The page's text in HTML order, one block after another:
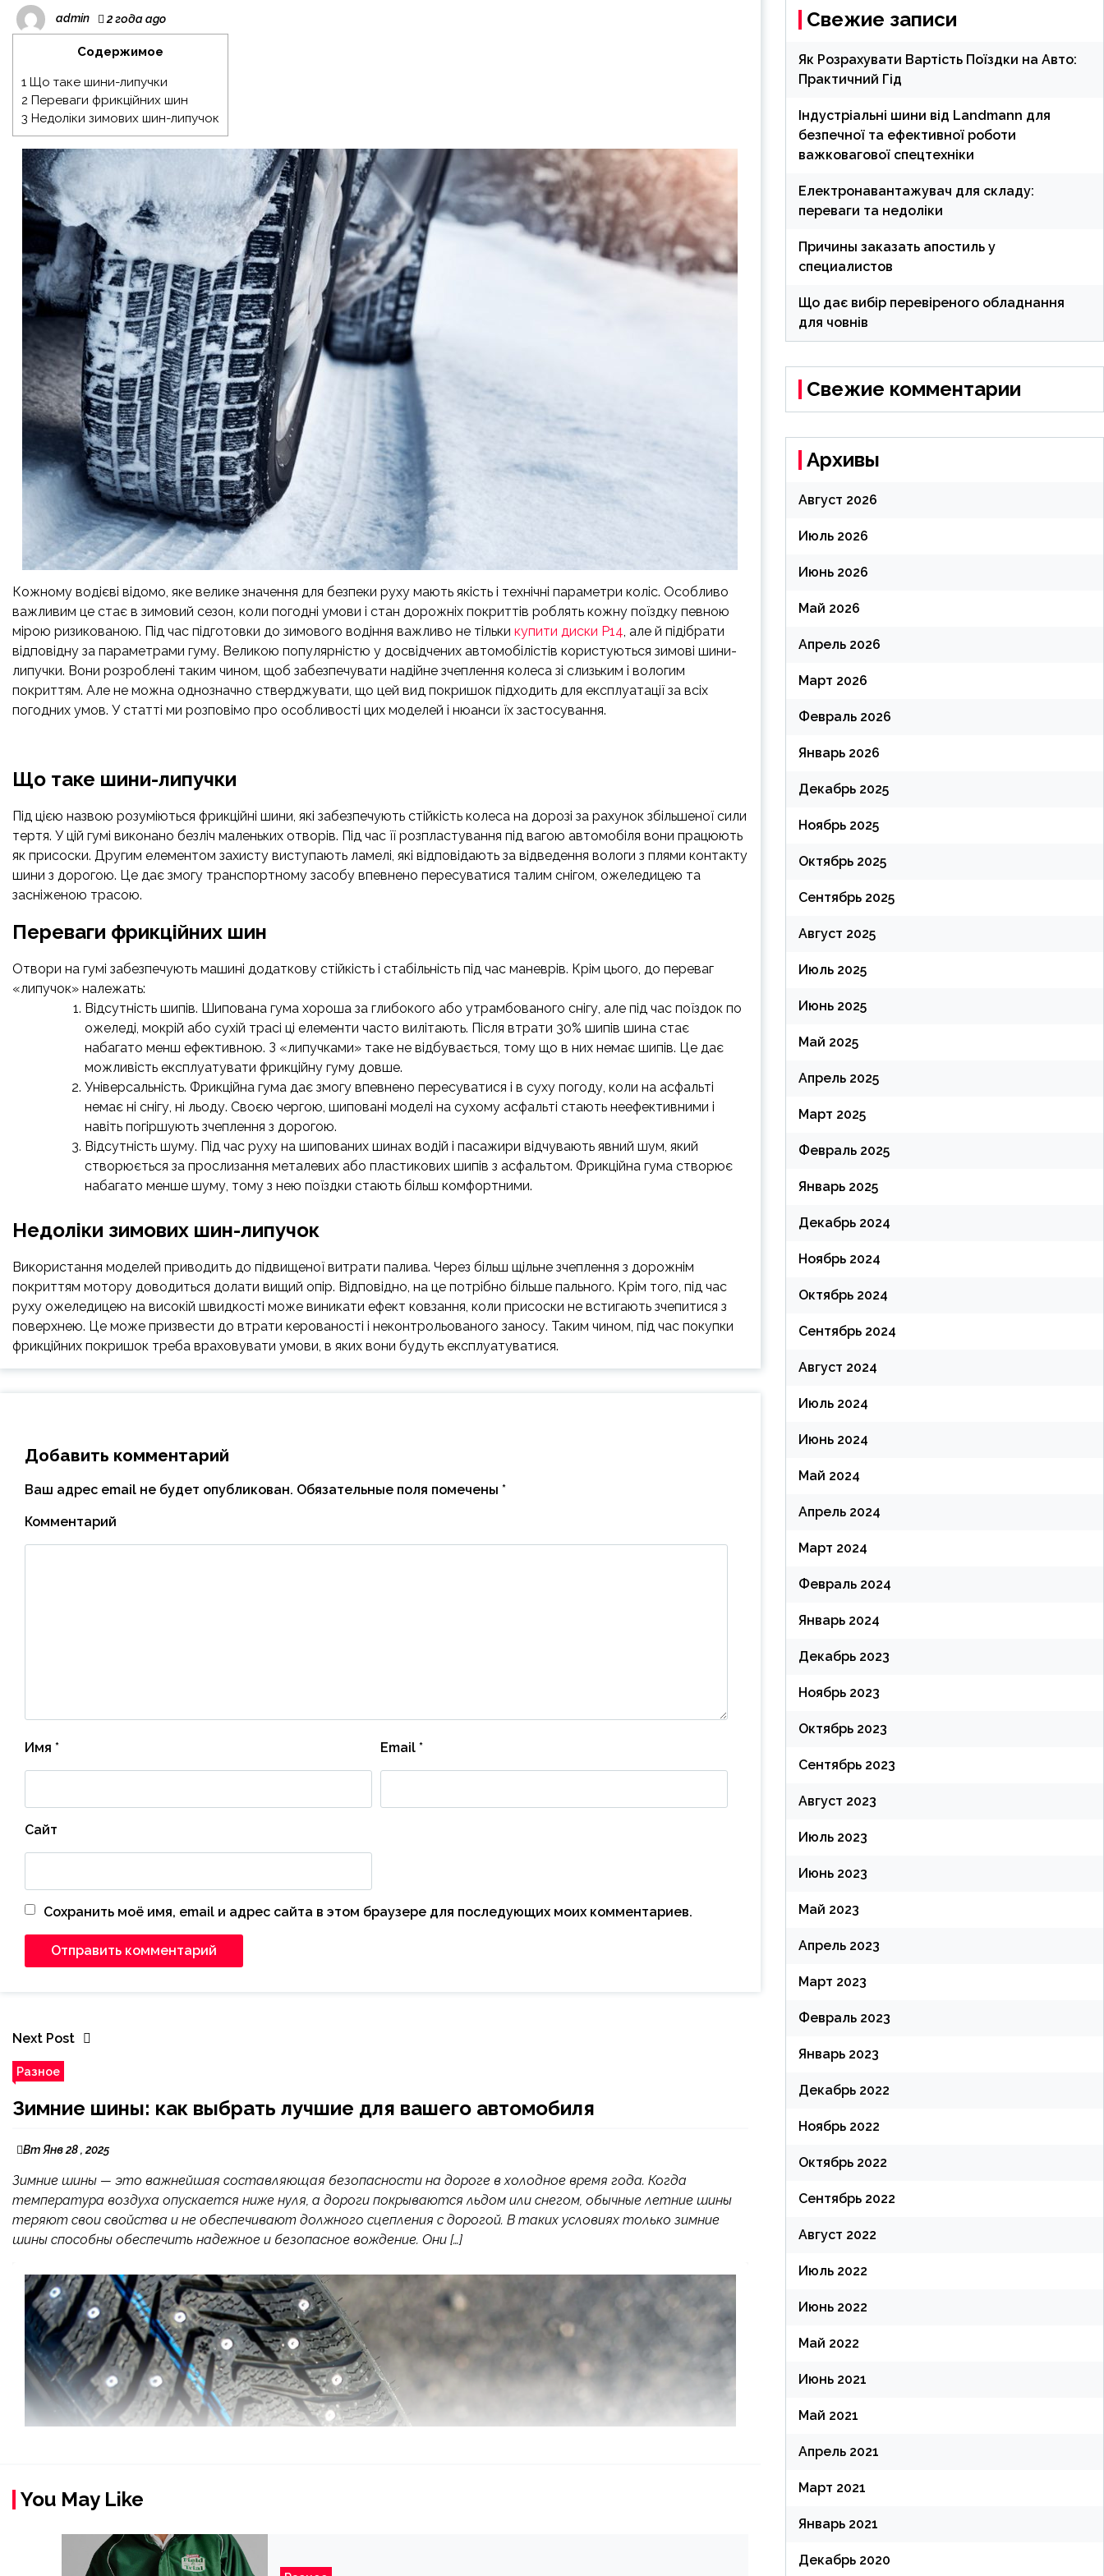
admin 2 года ago
Содержимое
1 Що таке шини-липучки
2 Переваги фрикційних шин
3 Недоліки зимових шин-липучок
Кожному водієві відомо, яке велике значення для безпеки руху мають якість і технічні параметри коліс. Особливо
важливим це стає в зимовий сезон, коли погодні умови і стан дорожніх покриттів роблять кожну поїздку певною
мірою ризикованою. Під час підготовки до зимового водіння важливо не тільки купити диски Р14, але й підібрати
відповідну за параметрами гуму. Великою популярністю у досвідчених автомобілістів користуються зимові шини-
липучки. Вони розроблені таким чином, щоб забезпечувати надійне зчеплення колеса зі слизьким і вологим
покриттям. Але не можна однозначно стверджувати, що цей вид покришок підходить для експлуатації за всіх
погодних умов. У статті ми розповімо про особливості цих моделей і нюанси їх застосування.
Що таке шини-липучки
Під цією назвою розуміються фрикційні шини, які забезпечують стійкість колеса на дорозі за рахунок збільшеної сили
тертя. У цій гумі виконано безліч маленьких отворів. Під час її розпластування під вагою автомобіля вони працюють
як присоски. Другим елементом захисту виступають ламелі, які відповідають за відведення вологи з плями контакту
шини з дорогою. Це дає змогу транспортному засобу впевнено пересуватися талим снігом, ожеледицею та
засніженою трасою.
Переваги фрикційних шин
Отвори на гумі забезпечують машині додаткову стійкість і стабільність під час маневрів. Крім цього, до переваг
«липучок» належать:
Відсутність шипів. Шипована гума хороша за глибокого або утрамбованого снігу, але під час поїздок по
ожеледі, мокрій або сухій трасі ці елементи часто вилітають. Після втрати 30% шипів шина стає
набагато менш ефективною. З «липучками» таке не відбувається, тому що в них немає шипів. Це дає
можливість експлуатувати фрикційну гуму довше.
Універсальність. Фрикційна гума дає змогу впевнено пересуватися і в суху погоду, коли на асфальті
немає ні снігу, ні льоду. Своєю чергою, шиповані моделі на сухому асфальті стають неефективними і
навіть погіршують зчеплення з дорогою.
Відсутність шуму. Під час руху на шипованих шинах водій і пасажири відчувають явний шум, який
створюється за прослизання металевих або пластикових шипів з асфальтом. Фрикційна гума створює
набагато менше шуму, тому з нею поїздки стають більш комфортними.
Недоліки зимових шин-липучок
Використання моделей приводить до підвищеної витрати палива. Через більш щільне зчеплення з дорожнім
покриттям мотору доводиться долати вищий опір. Відповідно, на це потрібно більше пального. Крім того, під час
руху ожеледицею на високій швидкості може виникати ефект ковзання, коли присоски не встигають зчепитися з
поверхнею. Це може призвести до втрати керованості і неконтрольованого заносу. Таким чином, під час покупки
фрикційних покришок треба враховувати умови, в яких вони будуть експлуатуватися.
Добавить комментарий
Ваш адрес email не будет опубликован. Обязательные поля помечены *
Комментарий
Имя * Email *
Сайт
Сохранить моё имя, email и адрес сайта в этом браузере для последующих моих комментариев.
Next Post
Разное
Зимние шины: как выбрать лучшие для вашего автомобиля
Вт Янв 28 , 2025
Зимние шины — это важнейшая составляющая безопасности на дороге в холодное время года. Когда
температура воздуха опускается ниже нуля, а дороги покрываются льдом или снегом, обычные летние шины
теряют свои свойства и не обеспечивают должного сцепления с дорогой. В таких условиях только зимние
шины способны обеспечить надежное и безопасное вождение. Они […]
You May Like
Свежие записи
Як Розрахувати Вартість Поїздки на Авто:
Практичний Гід
Індустріальні шини від Landmann для
безпечної та ефективної роботи
важковагової спецтехніки
Електронавантажувач для складу:
переваги та недоліки
Причины заказать апостиль у
специалистов
Що дає вибір перевіреного обладнання
для човнів
Свежие комментарии
Архивы
Август 2026
Июль 2026
Июнь 2026
Май 2026
Апрель 2026
Март 2026
Февраль 2026
Январь 2026
Декабрь 2025
Ноябрь 2025
Октябрь 2025
Сентябрь 2025
Август 2025
Июль 2025
Июнь 2025
Май 2025
Апрель 2025
Март 2025
Февраль 2025
Январь 2025
Декабрь 2024
Ноябрь 2024
Октябрь 2024
Сентябрь 2024
Август 2024
Июль 2024
Июнь 2024
Май 2024
Апрель 2024
Март 2024
Февраль 2024
Январь 2024
Декабрь 2023
Ноябрь 2023
Октябрь 2023
Сентябрь 2023
Август 2023
Июль 2023
Июнь 2023
Май 2023
Апрель 2023
Март 2023
Февраль 2023
Январь 2023
Декабрь 2022
Ноябрь 2022
Октябрь 2022
Сентябрь 2022
Август 2022
Июль 2022
Июнь 2022
Май 2022
Июнь 2021
Май 2021
Апрель 2021
Март 2021
Январь 2021
Декабрь 2020